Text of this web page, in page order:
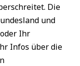
Die
und
Ihr
Infos über die